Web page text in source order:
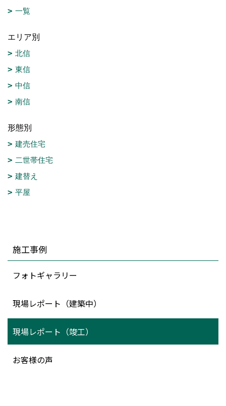
一覧
エリア別
北信
東信
中信
南信
形態別
建売住宅
二世帯住宅
建替え
平屋
施工事例
フォトギャラリー
現場レポート（建築中）
現場レポート（竣工）
お客様の声